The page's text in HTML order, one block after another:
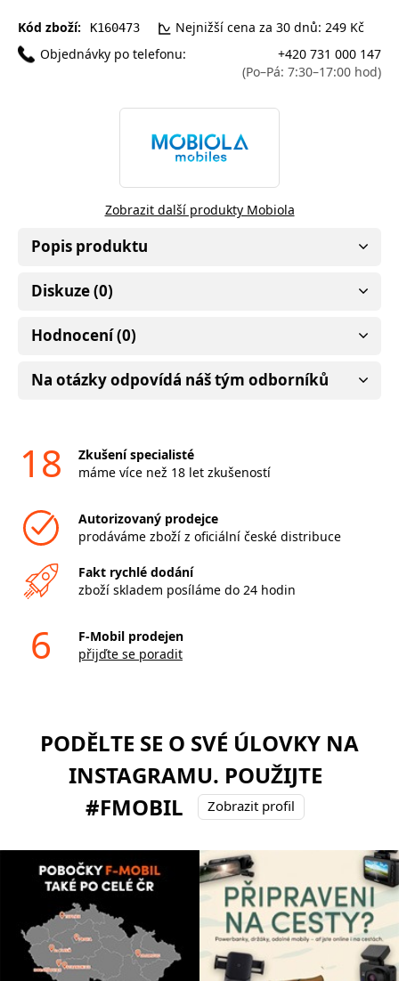
Kód zboží: K160473
Nejnižší cena za 30 dnů: 249 Kč
Objednávky po telefonu:
+420 731 000 147
(Po–Pá: 7:30–17:00 hod)
Zobrazit další produkty Mobiola
Popis produktu
Diskuze (0)
Hodnocení (0)
Na otázky odpovídá náš tým odborníků
18
Zkušení specialisté
máme více než 18 let zkušeností
Autorizovaný prodejce
prodáváme zboží z oficiální české distribuce
Fakt rychlé dodání
zboží skladem posíláme do 24 hodin
6
F-Mobil prodejen
přijďte se poradit
PODĚLTE SE O SVÉ ÚLOVKY NA
INSTAGRAMU. POUŽIJTE
#FMOBIL
Zobrazit profil